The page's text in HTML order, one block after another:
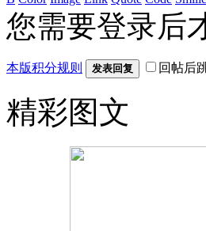
您需要登录后
本版积分规则 发表回复 回帖后
精彩图文